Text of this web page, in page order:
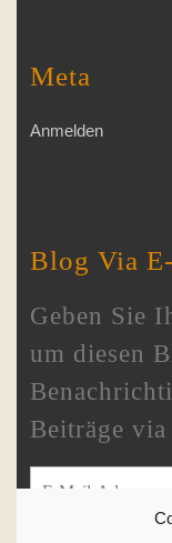
Meta
Anmelden
Blog Via
Geben Sie
um diesen
Beiträge
E-Mail-